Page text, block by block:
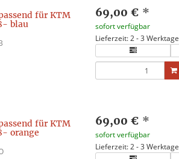
für KTM
blau
69,00 € *
sofort verfügbar
Lieferzeit: 2 - 3 Werktage
für KTM
orange
69,00 € *
sofort verfügbar
Lieferzeit: 2 - 3 Werktage